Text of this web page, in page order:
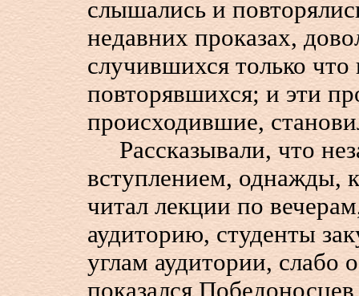
слышались и
недавних проказах,
случившихся только
повторявшихся; и эти
происходившие,
Рассказывали, что
вступлением, однажды,
читал лекции по
аудиторию, студенты
углам аудитории, слабо
показался